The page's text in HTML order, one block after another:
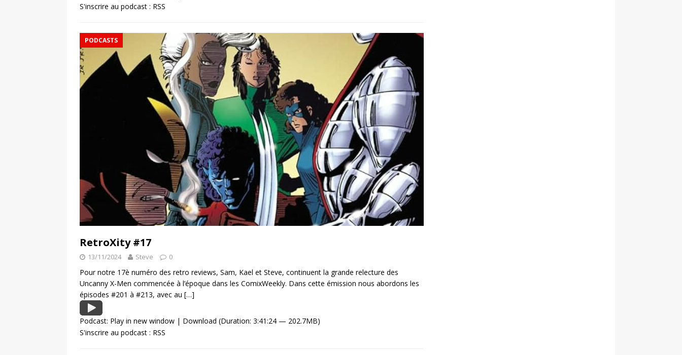
S'inscrire au podcast : RSS
PODCASTS
RetroXity #17
13/11/2024 Steve 0
Pour notre 17è numéro des retro reviews, Sam, Kael et Steve, continuent la grande relecture des
Uncanny X-Men commencée à l’époque dans les ComixWeekly. Dans cette émission nous abordons les
épisodes #201 à #213, avec au […]
Podcast: Play in new window | Download (Duration: 3:41:24 — 202.7MB)
S'inscrire au podcast : RSS